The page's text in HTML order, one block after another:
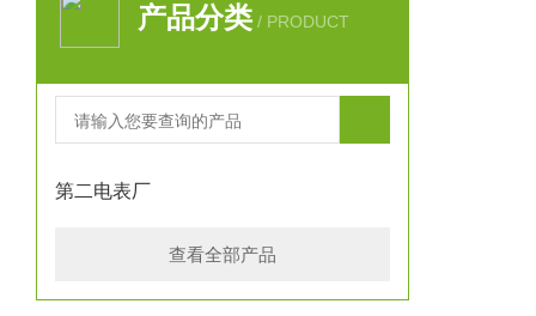
产品分类 / PRODUCT
第二电表厂
查看全部产品